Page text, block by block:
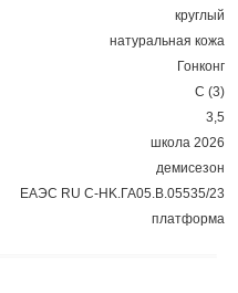
круглый
натуральная кожа
Гонконг
С (3)
3,5
школа 2026
демисезон
ЕАЭС RU С-HK.ГА05.В.05535/23
платформа